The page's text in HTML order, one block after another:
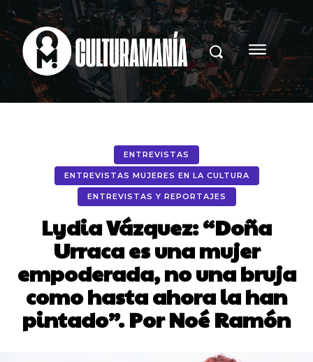
ENTREVISTAS
ENTREVISTAS MUJERES EN LA CULTURA
ENTREVISTAS Y REPORTAJES
Lydia Vázquez: “Doña
Urraca es una mujer
empoderada, no una bruja
como hasta ahora la han
pintado”. Por Noé Ramón